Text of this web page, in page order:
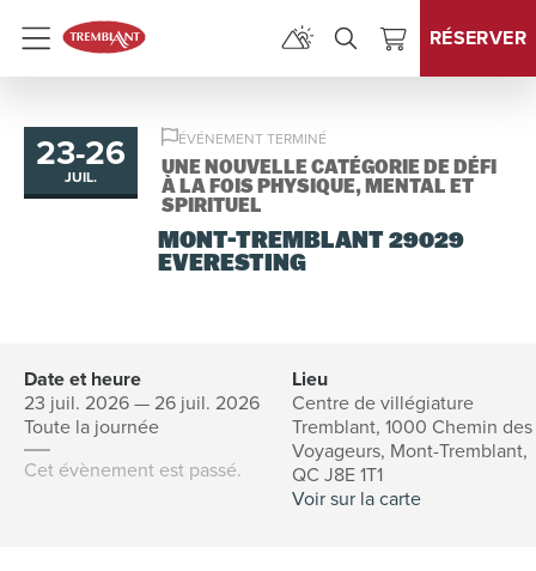
Menu RÉSERVER
23-au
26
JUIL.
ÉVÉNEMENT TERMINÉ
UNE NOUVELLE CATÉGORIE DE DÉFI
À LA FOIS PHYSIQUE, MENTAL ET
SPIRITUEL
MONT-TREMBLANT 29029
EVERESTING
Date et heure
23 juil. 2026 — 26 juil. 2026
Toute la journée
Cet évènement est passé.
Lieu
Centre de villégiature
Tremblant, 1000 Chemin des
Voyageurs, Mont-Tremblant,
QC J8E 1T1
Voir sur la carte